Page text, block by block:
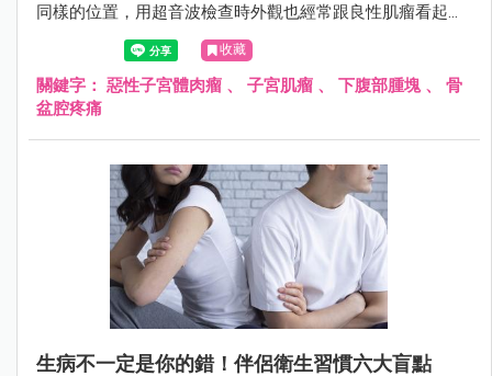
同樣的位置，用超音波檢查時外觀也經常跟良性肌瘤看起來
無異，所以非常容易被誤認為是「普通的肌瘤」。
收藏
關鍵字： 惡性子宮體肉瘤 、 子宮肌瘤 、 下腹部腫塊、 骨
盆腔疼痛
生病不一定是你的錯！伴侶衛生習慣六大盲點